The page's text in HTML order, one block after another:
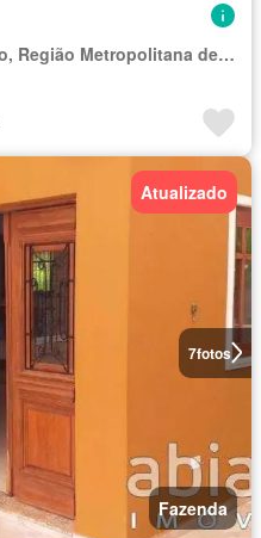
Região Imediata de São Paulo, Região Metropolitana de São Paulo
7fotos
Atualizado
Fazenda